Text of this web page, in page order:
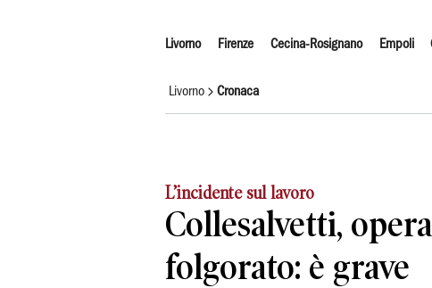
Livorno Firenze Cecina-Rosignano Empoli
Livorno Cronaca
L’incidente sul lavoro
Collesalvetti,
folgorato: è grave